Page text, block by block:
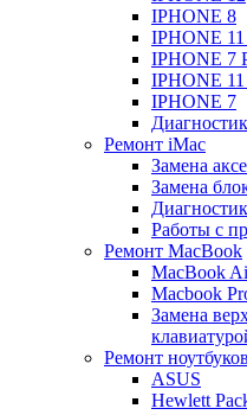
IPHONE 8
IPHONE 11
IPHONE 7
IPHONE
IPHONE 7
Ремонт iMac
Замена
Замена
Работы с
Ремонт MacBook
MacBook
Macbook
Замена
Ремонт ноутбуков
ASUS
Hewlett